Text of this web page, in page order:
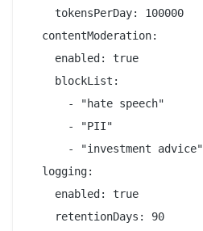
    tokensPerDay: 100000
  contentModeration:
    enabled: true
    blockList:
      - "hate speech"
      - "PII"
      - "investment advice"
  logging:
    enabled: true
    retentionDays: 90